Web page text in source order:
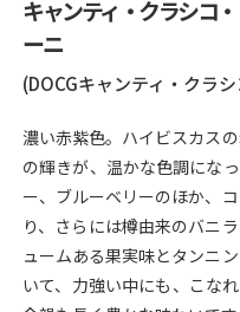
キャンティ・クラシコ
ーニ
(DOCGキャンティ・クラ
濃い赤紫色。ハイビスカス
の輝きが、温かな色調にな
ー、ブルーベリーのほか、
り、さらには樽由来のバニ
ュームある果実味とタンニ
いて、力強い中にも、こな